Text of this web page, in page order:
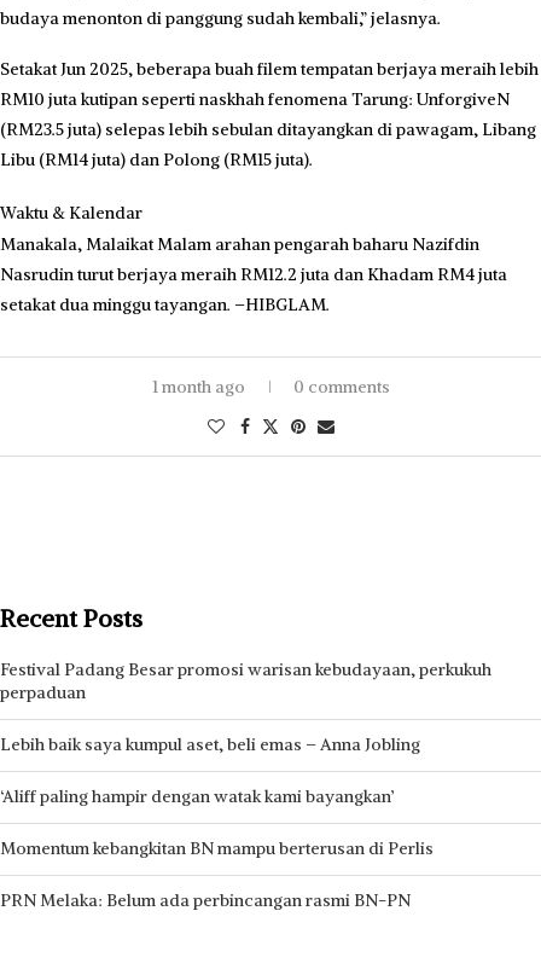
budaya menonton di panggung sudah kembali,” jelasnya.
Setakat Jun 2025, beberapa buah filem tempatan berjaya meraih lebih
RM10 juta kutipan seperti naskhah fenomena Tarung: UnforgiveN
(RM23.5 juta) selepas lebih sebulan ditayangkan di pawagam, Libang
Libu (RM14 juta) dan Polong (RM15 juta).
Waktu & Kalendar
Manakala, Malaikat Malam arahan pengarah baharu Nazifdin
Nasrudin turut berjaya meraih RM12.2 juta dan Khadam RM4 juta
setakat dua minggu tayangan. –HIBGLAM.
1 month ago 0 comments
Recent Posts
Festival Padang Besar promosi warisan kebudayaan, perkukuh
perpaduan
Lebih baik saya kumpul aset, beli emas – Anna Jobling
‘Aliff paling hampir dengan watak kami bayangkan’
Momentum kebangkitan BN mampu berterusan di Perlis
PRN Melaka: Belum ada perbincangan rasmi BN-PN